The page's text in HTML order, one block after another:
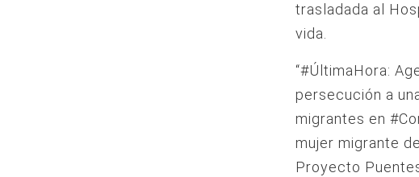
trasladada al
vida.
“#ÚltimaHora:
persecución a
migrantes en
mujer migrante
Proyecto